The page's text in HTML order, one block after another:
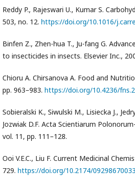
Reddy P., Rajeswari U., Kumar S.
503, no. 12. https://doi.org/10.1016/
Binfen Z., Zhen-hua T., Ju-fang G.
to insecticides in insects. Elsevier Inc.,
Chioru A. Chirsanova A. Food and
pp. 963–983. https://doi.org/10.4236/
Sobieralski K., Siwulski M., Lisiecka J.,
Jozwiak D.F. Acta Scientiarum
vol. 11, pp. 111–128.
Ooi V.E.C., Liu F. Current Medicinal
729. https://doi.org/10.2174/